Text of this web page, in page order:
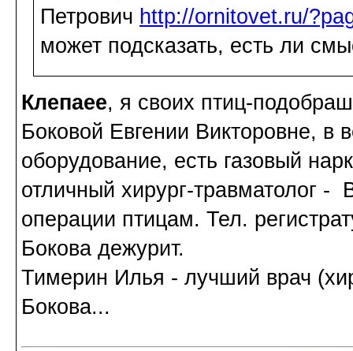
Петрович http://ornitovet.ru/
может подсказать, есть ли
Клепаee, я своих птиц-
Боковой Евгении Викторовне, в
оборудование, есть газовый
отличный хирург-травматолог
операции птицам. Тел.
Бокова дежурит.
Тимерин Илья - лучший врач
Бокова...